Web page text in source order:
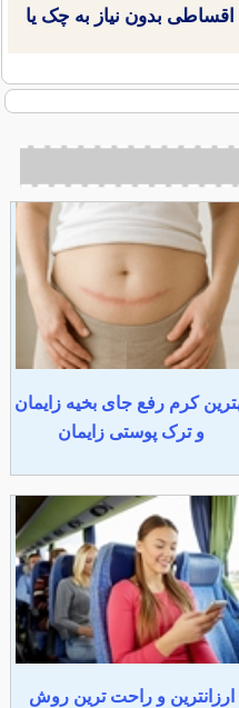
اقساطی بدون نیاز به چک یا
کرم رفع جای بخیه زایمان
و ترک پوستی زایمان
ارزانترین و راحت ترین روش